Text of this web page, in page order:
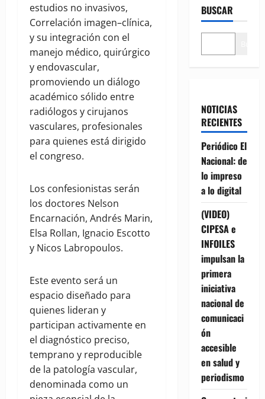
estudios no invasivos,
Correlación imagen–clínica,
y su integración con el
manejo médico, quirúrgico
y endovascular,
promoviendo un diálogo
académico sólido entre
radiólogos y cirujanos
vasculares, profesionales
para quienes está dirigido
el congreso.
Los confesionistas serán
los doctores Nelson
Encarnación, Andrés Marin,
Elsa Rollan, Ignacio Escotto
y Nicos Labropoulos.
Este evento será un
espacio diseñado para
quienes lideran y
participan activamente en
el diagnóstico preciso,
temprano y reproducible
de la patología vascular,
denominada como un
BUSCAR
NOTICIAS
RECIENTES
Periódico El
Nacional: de
lo impreso
a lo digital
(VIDEO)
CIPESA e
INFOILES
impulsan la
primera
iniciativa
nacional de
comunicaci
ón
accesible
en salud y
periodismo